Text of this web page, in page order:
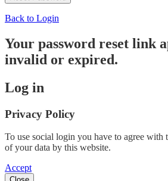
Back to Login
Your password reset link
invalid or expired.
Log in
Privacy Policy
To use social login you have to agree with
of your data by this website.
Accept